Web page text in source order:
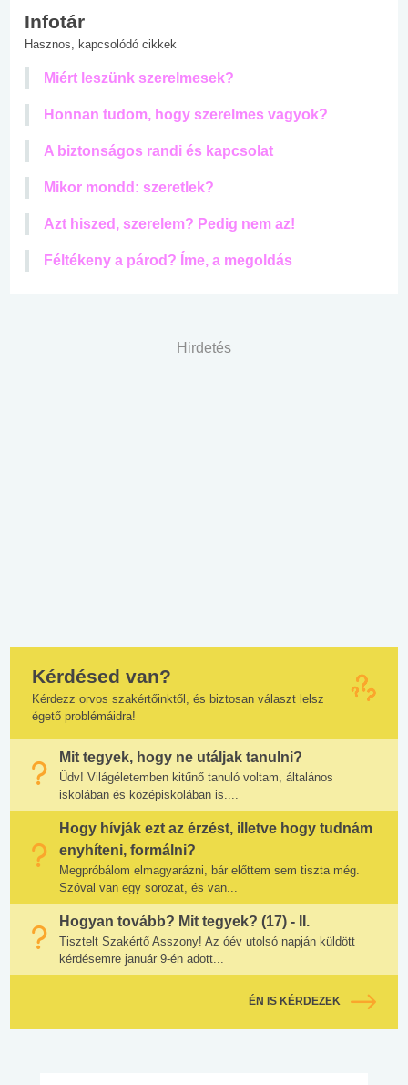
Infotár
Hasznos, kapcsolódó cikkek
Miért leszünk szerelmesek?
Honnan tudom, hogy szerelmes vagyok?
A biztonságos randi és kapcsolat
Mikor mondd: szeretlek?
Azt hiszed, szerelem? Pedig nem az!
Féltékeny a párod? Íme, a megoldás
Hirdetés
Kérdésed van?
Kérdezz orvos szakértőinktől, és biztosan választ lelsz
égető problémáidra!
Mit tegyek, hogy ne utáljak tanulni?
Üdv! Világéletemben kitűnő tanuló voltam, általános
iskolában és középiskolában is....
Hogy hívják ezt az érzést, illetve hogy tudnám
enyhíteni, formálni?
Megpróbálom elmagyarázni, bár előttem sem tiszta még.
Szóval van egy sorozat, és van...
Hogyan tovább? Mit tegyek? (17) - II.
Tisztelt Szakértő Asszony! Az óév utolsó napján küldött
kérdésemre január 9-én adott...
ÉN IS KÉRDEZEK